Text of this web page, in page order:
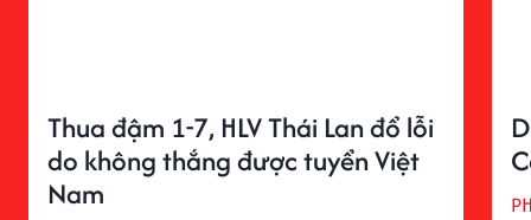
Thua đậm 1-7, HLV Thái Lan đổ lỗi
do không thắng được tuyển Việt
Nam